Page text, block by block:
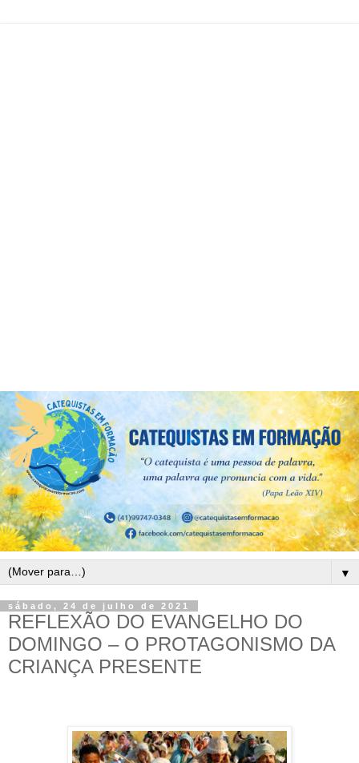
▼
sábado, 24 de julho de 2021
REFLEXÃO DO EVANGELHO DO
DOMINGO – O PROTAGONISMO DA
CRIANÇA PRESENTE